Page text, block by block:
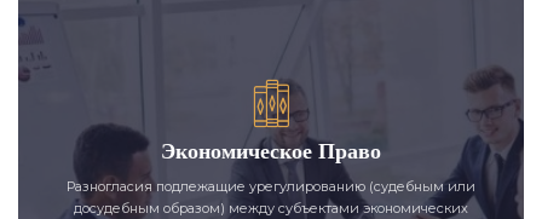
Экономическое Право
Разногласия подлежащие урегулированию (судебным или
досудебным образом) между субъектами экономических